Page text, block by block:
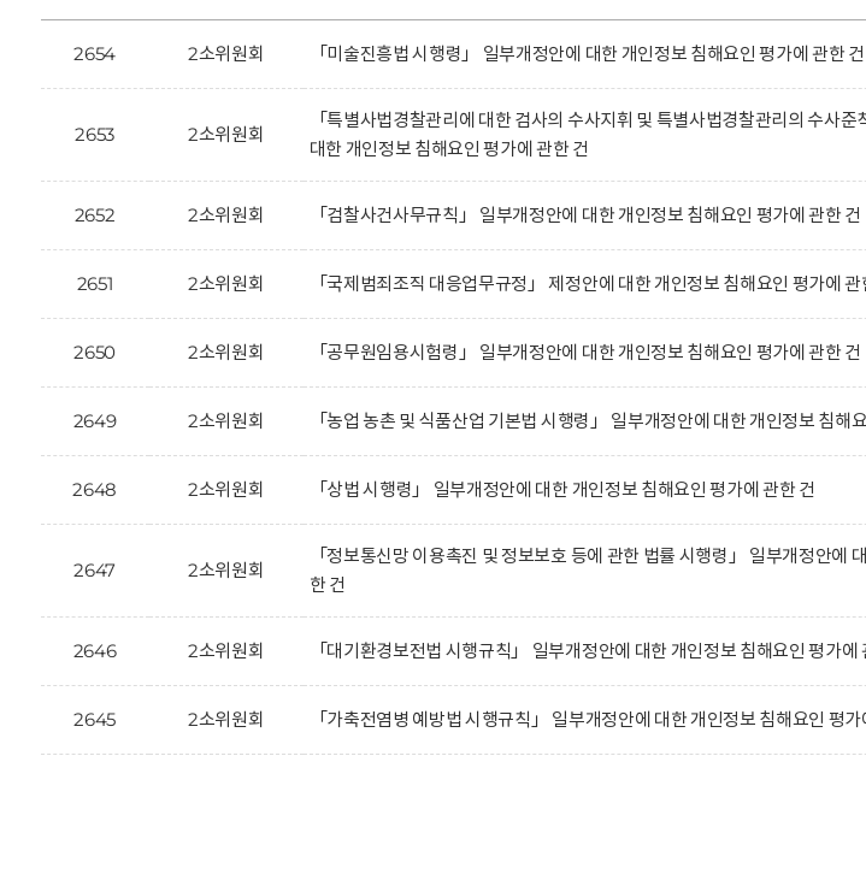
2654 2소위원회 「미술진흥법 시행령」 일부개정안에 대한 개인정보 침해요인 평가에 관한 건
2653 2소위원회
「특별사법경찰관리에 대한 검사의 수사지휘 및 특별사법경찰관리의 수사
대한 개인정보 침해요인 평가에 관한 건
2652 2소위원회 「검찰사건사무규칙」 일부개정안에 대한 개인정보 침해요인 평가에 관한 건
2651 2소위원회 「국제범죄조직 대응업무규정」 제정안에 대한 개인정보 침해요인 평가에 관
2650 2소위원회 「공무원임용시험령」 일부개정안에 대한 개인정보 침해요인 평가에 관한 건
2649 2소위원회 「농업 농촌 및 식품산업 기본법 시행령」 일부개정안에 대한 개인정보 침해
2648 2소위원회 「상법 시행령」 일부개정안에 대한 개인정보 침해요인 평가에 관한 건
2647 2소위원회
「정보통신망 이용촉진 및 정보보호 등에 관한 법률 시행령」 일부개정안에
한 건
2646 2소위원회 「대기환경보전법 시행규칙」 일부개정안에 대한 개인정보 침해요인 평가에
2645 2소위원회 「가축전염병 예방법 시행규칙」 일부개정안에 대한 개인정보 침해요인 평가